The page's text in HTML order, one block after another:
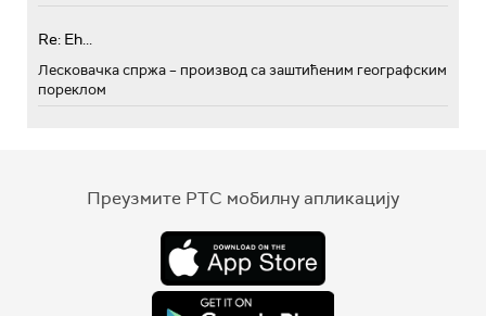
Re: Eh...
Лесковачка спржа – производ са заштићеним географским
пореклом
Преузмите РТС мобилну апликацију